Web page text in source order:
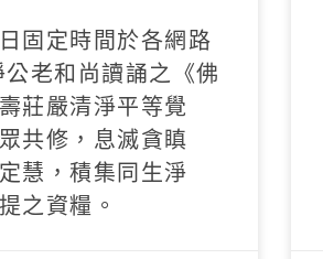
固定時間於各網路
老和尚讀誦之《佛
莊嚴清淨平等覺
共修，息滅貪瞋
慧，積集同生淨
之資糧。